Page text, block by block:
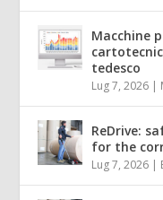
Macchine
tedesco
Lug 7, 2026 |
ReDrive:
for the
Lug 7, 2026 |